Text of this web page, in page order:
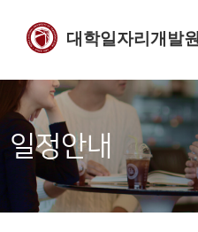
대학일자리개발원
일정안내